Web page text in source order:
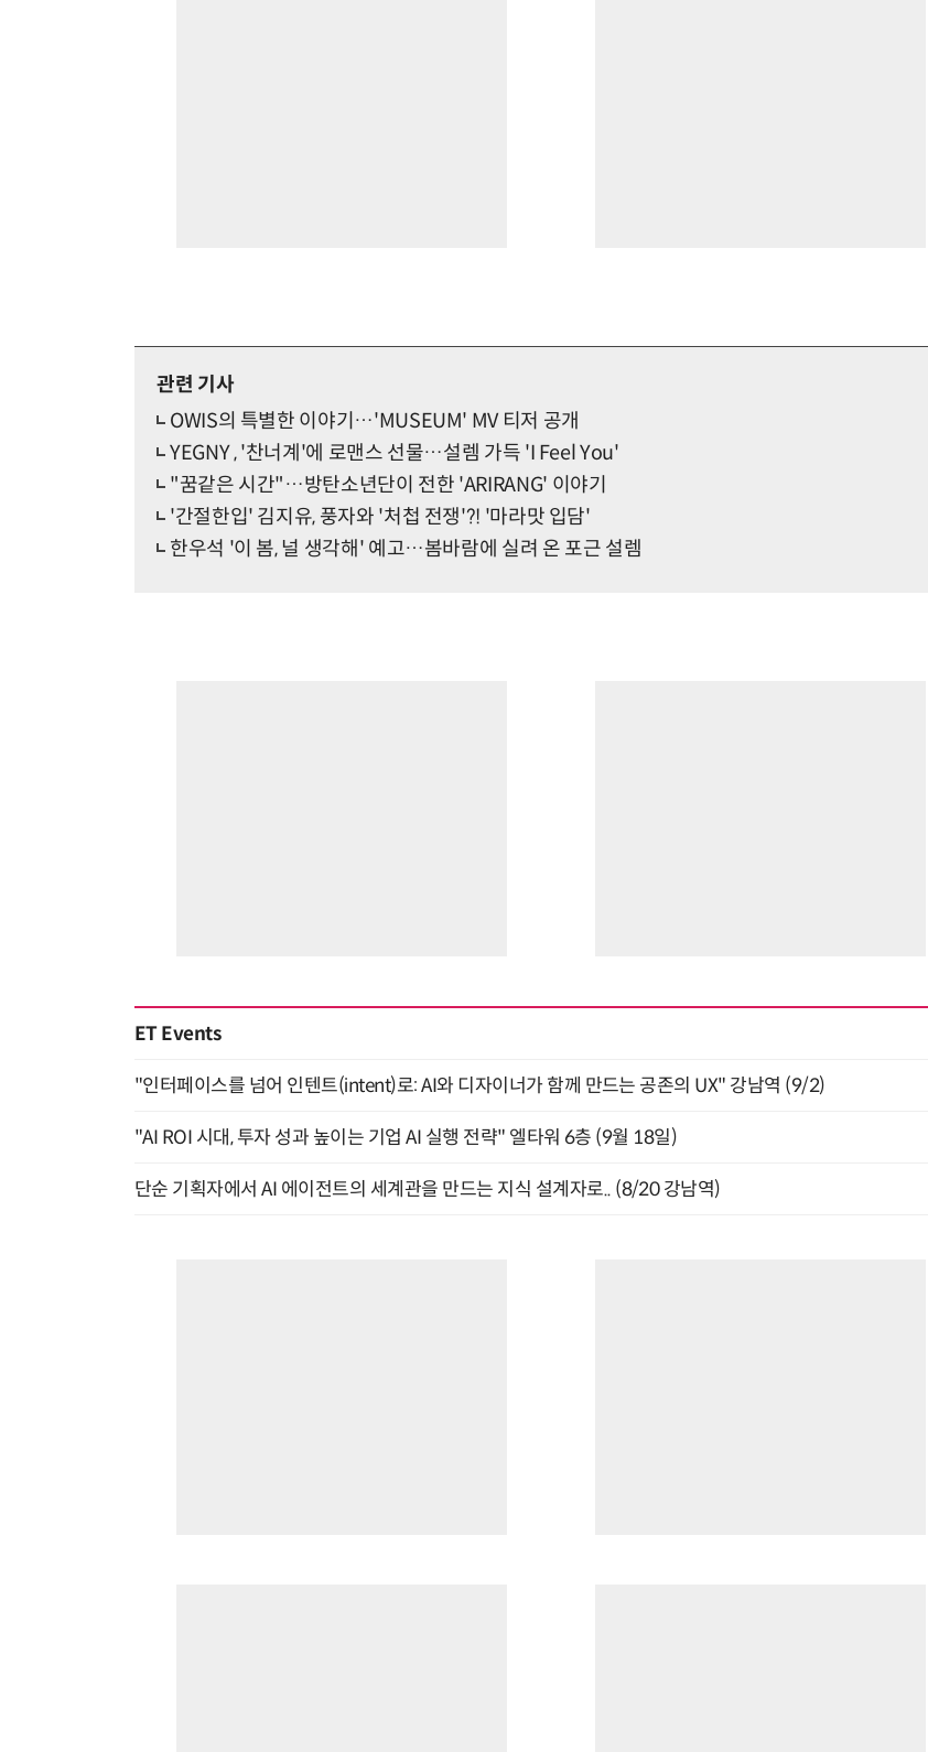
관련 기사
OWIS의 특별한 이야기…'MUSEUM' MV 티저 공개
YEGNY , '찬너계'에 로맨스 선물…설렘 가득 'I Feel You'
"꿈같은 시간"…방탄소년단이 전한 'ARIRANG' 이야기
'간절한입' 김지유, 풍자와 '처첩 전쟁'?! '마라맛 입담'
한우석 '이 봄, 널 생각해' 예고…봄바람에 실려 온 포근 설렘
ET Events
"인터페이스를 넘어 인텐트(intent)로: AI와 디자이너가 함께 만드는 공존의 UX" 강남역 (9/2)
"AI ROI 시대, 투자 성과 높이는 기업 AI 실행 전략" 엘타워 6층 (9월 18일)
단순 기획자에서 AI 에이전트의 세계관을 만드는 지식 설계자로.. (8/20 강남역)